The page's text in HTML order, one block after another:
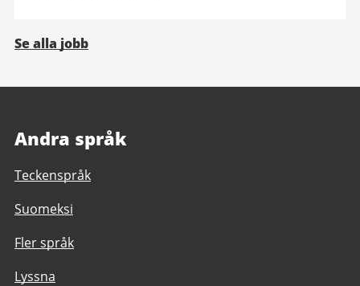
Se alla jobb
Andra språk
Teckenspråk
Suomeksi
Fler språk
Lyssna